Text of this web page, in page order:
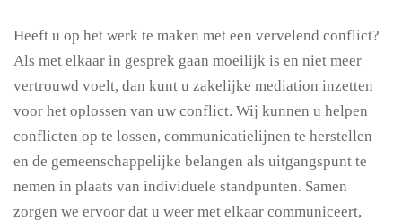
Heeft u op het werk te maken met een vervelend conflict?
Als met elkaar in gesprek gaan moeilijk is en niet meer
vertrouwd voelt, dan kunt u zakelijke mediation inzetten
voor het oplossen van uw conflict. Wij kunnen u helpen
conflicten op te lossen, communicatielijnen te herstellen
en de gemeenschappelijke belangen als uitgangspunt te
nemen in plaats van individuele standpunten. Samen
zorgen we ervoor dat u weer met elkaar communiceert,